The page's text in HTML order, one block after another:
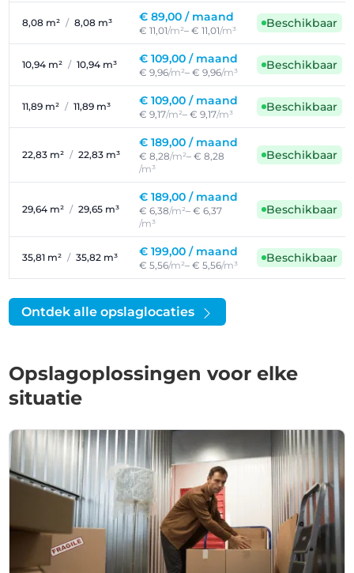
8,08 m² / 8,08 m³ € 89,00 / maand
€ 11,01/m²– € 11,01/m³
Beschikbaar
10,94 m² / 10,94 m³ € 109,00 / maand
€ 9,96/m²– € 9,96/m³
Beschikbaar
11,89 m² / 11,89 m³ € 109,00 / maand
€ 9,17/m²– € 9,17/m³
Beschikbaar
22,83 m² / 22,83 m³
€ 189,00 / maand
€ 8,28/m²– € 8,28
/m³
Beschikbaar
29,64 m² / 29,65 m³
€ 189,00 / maand
€ 6,38/m²– € 6,37
/m³
Beschikbaar
35,81 m² / 35,82 m³ € 199,00 / maand
€ 5,56/m²– € 5,56/m³
Beschikbaar
Ontdek alle opslaglocaties
Opslagoplossingen voor elke
situatie